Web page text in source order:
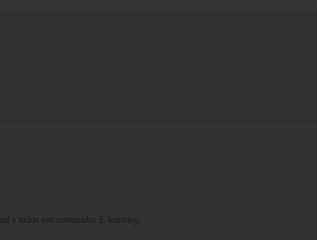
y todos sus contenidos E-learning.